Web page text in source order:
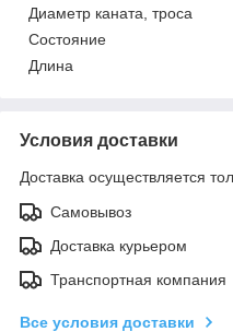
Диаметр каната, троса
Состояние
Длина
Условия доставки
Доставка осуществляется
Самовывоз
Доставка курьером
Транспортная компания
Все условия доставки